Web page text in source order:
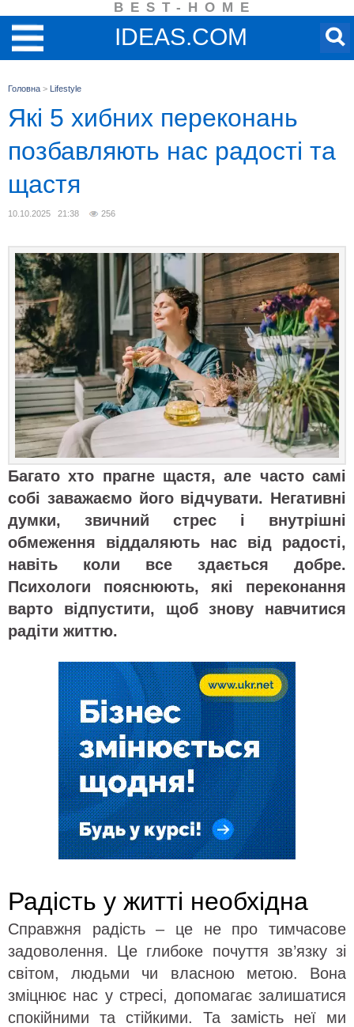
BEST-HOME
IDEAS.COM
Головна > Lifestyle
Які 5 хибних переконань
позбавляють нас радості та
щастя
10.10.2025 21:38 256
Багато хто прагне щастя, але часто самі
собі заважаємо його відчувати. Негативні
думки, звичний стрес і внутрішні
обмеження віддаляють нас від радості,
навіть коли все здається добре.
Психологи пояснюють, які переконання
варто відпустити, щоб знову навчитися
радіти життю.
Радість у житті необхідна
Справжня радість – це не про тимчасове
задоволення. Це глибоке почуття зв’язку зі
світом, людьми чи власною метою. Вона
зміцнює нас у стресі, допомагає залишатися
спокійними та стійкими. Та замість неї ми